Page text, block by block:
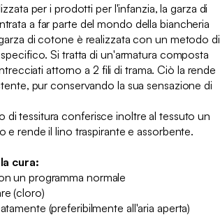
per i prodotti per l'infanzia, la garza di
a far parte del mondo della biancheria
di cotone è realizzata con un metodo di
Si tratta di un'armatura composta
attorno a 2 fili di trama. Ciò la rende
pur conservando la sua sensazione di
di tessitura conferisce inoltre al tessuto un
e rende il lino traspirante e assorbente.
cura:
un programma normale
(cloro)
(preferibilmente all'aria aperta)